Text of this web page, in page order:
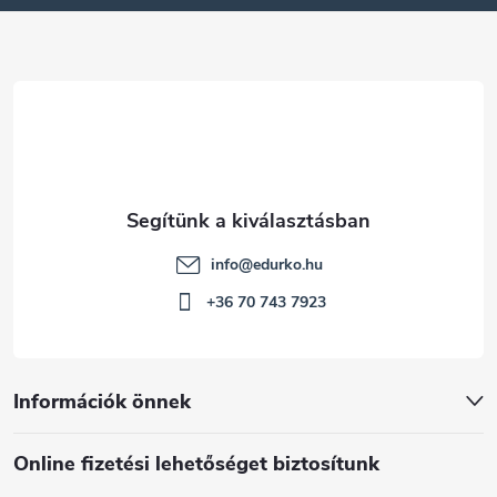
é
Információk önnek
Online fizetési lehetőséget biztosítunk
info@edurko.hu
+36 70 743 7923